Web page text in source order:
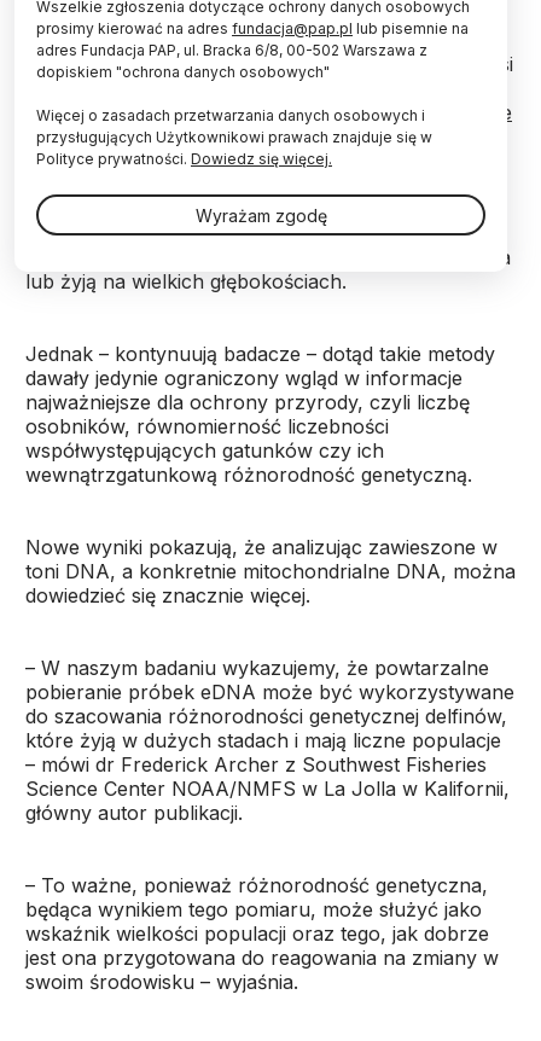
W oceanie DNA jest wszędzie, m.in. swobodnie unosi
się ono w morskiej wodzie – przypominają autorzy
badania opisanego w magazynie „Frontiers in Marine
Science”.
Od dawna już wykorzystuje się je do określania
liczby i tożsamości gatunków w danym regionie –
szczególnie, gdy są one rzadkie i trudne do wykrycia
lub żyją na wielkich głębokościach.
Jednak – kontynuują badacze – dotąd takie metody
dawały jedynie ograniczony wgląd w informacje
najważniejsze dla ochrony przyrody, czyli liczbę
osobników, równomierność liczebności
współwystępujących gatunków czy ich
wewnątrzgatunkową różnorodność genetyczną.
Nowe wyniki pokazują, że analizując zawieszone w
toni DNA, a konkretnie mitochondrialne DNA, można
dowiedzieć się znacznie więcej.
– W naszym badaniu wykazujemy, że powtarzalne
pobieranie próbek eDNA może być wykorzystywane
do szacowania różnorodności genetycznej delfinów,
które żyją w dużych stadach i mają liczne populacje
– mówi dr Frederick Archer z Southwest Fisheries
Science Center NOAA/NMFS w La Jolla w Kalifornii,
główny autor publikacji.
– To ważne, ponieważ różnorodność genetyczna,
będąca wynikiem tego pomiaru, może służyć jako
wskaźnik wielkości populacji oraz tego, jak dobrze
jest ona przygotowana do reagowania na zmiany w
swoim środowisku – wyjaśnia.
Wszelkie zgłoszenia dotyczące ochrony danych osobowych
prosimy kierować na adres fundacja@pap.pl lub pisemnie na
adres Fundacja PAP, ul. Bracka 6/8, 00-502 Warszawa z
dopiskiem "ochrona danych osobowych"
Więcej o zasadach przetwarzania danych osobowych i
przysługujących Użytkownikowi prawach znajduje się w
Polityce prywatności. Dowiedz się więcej.
Wyrażam zgodę